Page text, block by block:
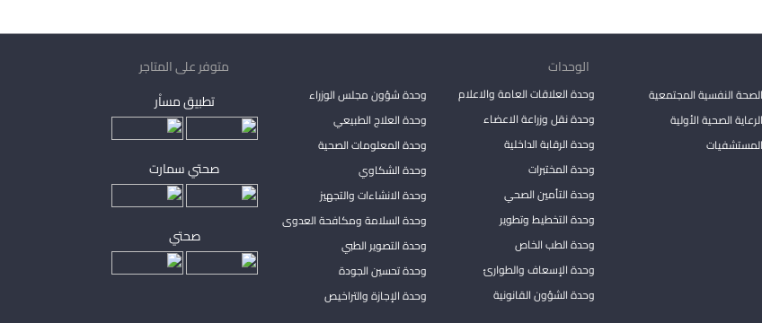
الصحة النفسية المجتمعية
الرعاية الصحية الأولية
المستشفيات
الوحدات
وحدة العلاقات العامة والاعلام
وحدة نقل وزراعة الاعضاء
وحدة الرقابة الداخلية
وحدة المختبرات
وحدة التأمين الصحي
وحدة التخطيط وتطوير
وحدة الطب الخاص
وحدة الإسعاف والطوارئ
وحدة الشؤون القانونية
وحدة شؤون مجلس الوزراء
وحدة العلاج الطبيعي
وحدة المعلومات الصحية
وحدة الشكاوي
وحدة الانشاءات والتجهيز
وحدة السلامة ومكافحة العدوى
وحدة التصوير الطبي
وحدة تحسين الجودة
وحدة الإجازة والتراخيص
متوفر على المتاجر
تطبيق مساْر
صحتي سمارت
صحتي